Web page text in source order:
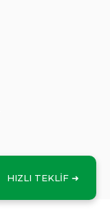
HIZLI TEKLİF ➜